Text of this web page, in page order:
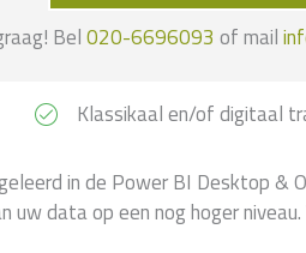
Bel020-6696093 of mail
Klassikaal en/of digitaal
in de Power BI Desktop &
uw data op een nog hoger